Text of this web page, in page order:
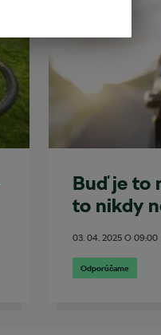
Buď je to
to nikdy
03. 04. 2025 O 09:00
Odporúčame